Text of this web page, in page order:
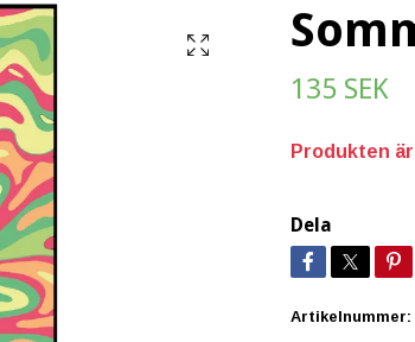
135 SEK
Produkten
Dela
Artikelnummer: